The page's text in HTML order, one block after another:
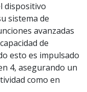
dispositivo
sistema de
avanzadas
de
esto es impulsado
4, asegurando un
como en